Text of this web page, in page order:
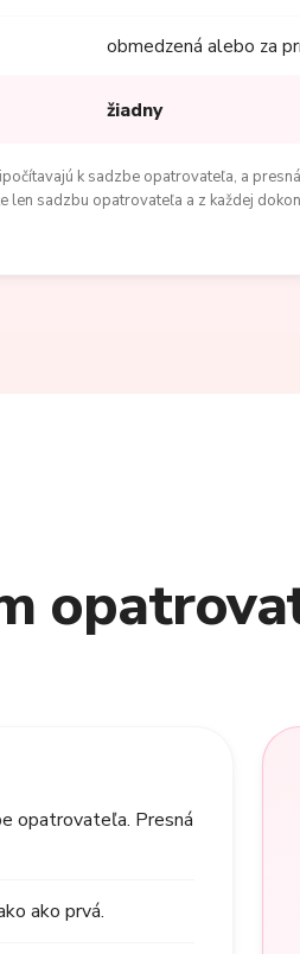
obmedzená alebo za
žiadny
k sadzbe opatrovateľa, a
sadzbu opatrovateľa a z každej
opatrovateľa. Presná
ako prvá.